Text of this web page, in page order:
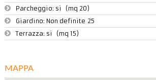
Parcheggio: si (mq 20)
Giardino: Non definite 25
Terrazza: si (mq 15)
MAPPA